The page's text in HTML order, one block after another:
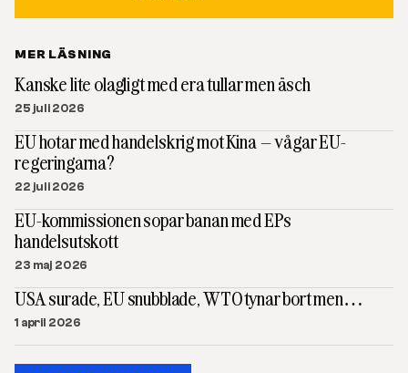
MER LÄSNING
Kanske lite olagligt med era tullar men äsch
25 juli 2026
EU hotar med handelskrig mot Kina – vågar EU-
regeringarna?
22 juli 2026
EU-kommissionen sopar banan med EPs
handelsutskott
23 maj 2026
USA surade, EU snubblade, WTO tynar bort men…
1 april 2026